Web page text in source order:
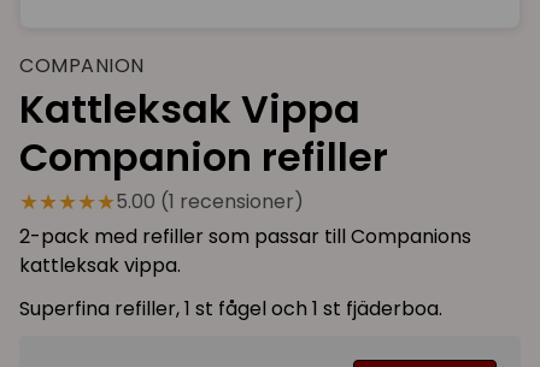
COMPANION
Kattleksak Vippa
Companion refiller
★★★★★5.00 (1 recensioner)
2-pack med refiller som passar till Companions
kattleksak vippa.
Superfina refiller, 1 st fågel och 1 st fjäderboa.